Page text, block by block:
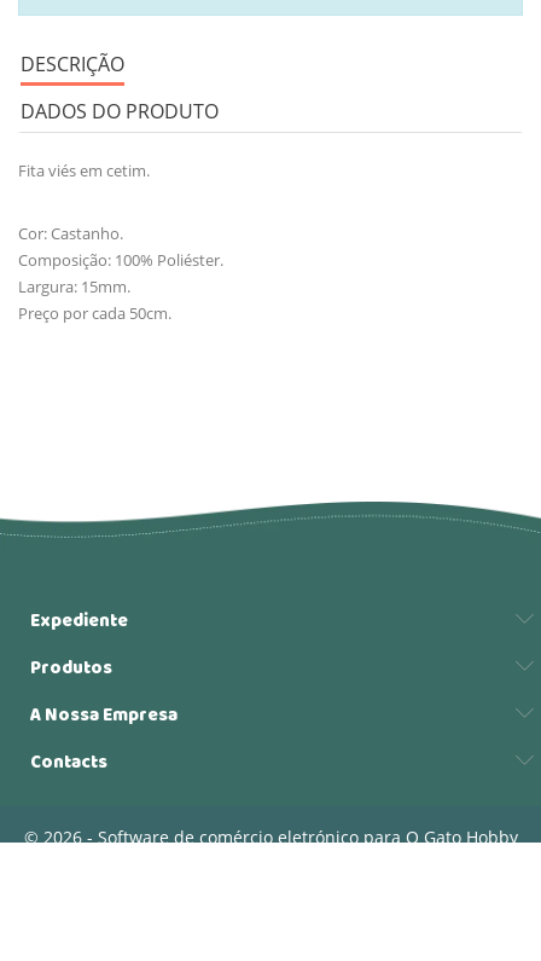
DESCRIÇÃO
DADOS DO PRODUTO
Fita viés em cetim.
Cor: Castanho.
Composição: 100% Poliéster.
Largura: 15mm.
Preço por cada 50cm.
Expediente
Produtos
A Nossa Empresa
Contacts
© 2026 - Software de comércio eletrónico para O Gato Hobby